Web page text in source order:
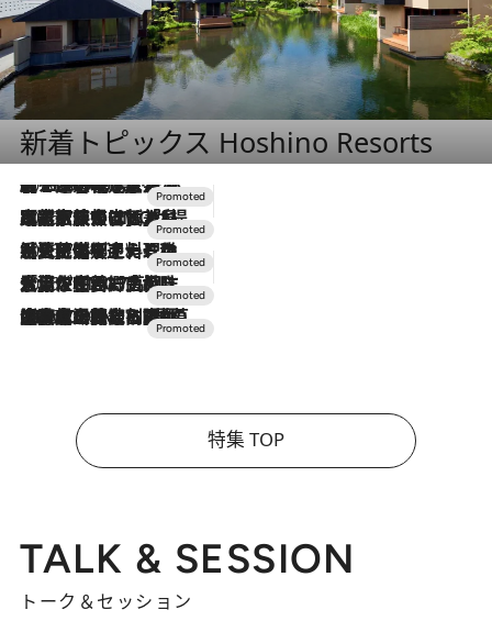
新着トピックス Hoshino Resorts
2026.8.7
【トンボの足水浴】ヒノキの香りに包まれて涼感マックス！約13℃の湧水かけ流しを避暑地「星野温泉 トンボの湯」で体験
2026.7.31
【ホテル帰省】という選択肢をOMOが提案。家族とほどよい距離を保つには「昼は実家、夜は気兼ねなくホテルで！」
2026.7.24
【夏限定ディナーコース】旬を迎える稚鮎や花ズッキーニなどをイタリア・トスカーナの郷土料理の手法で満喫！
2026.7.17
「土佐和ハーブかき氷」がOMO7高知に登場！生姜、山椒、大葉など目にも舌にも涼を呼ぶ郷土の味
2026.7.10
NEW OPEN！【界 草津】名湯の地に誕生。趣の異なる2種の温泉と上州ならではの会席・蕎麦割烹など美食を味わう究極の癒やし旅
特集 TOP
TALK & SESSION
トーク＆セッション